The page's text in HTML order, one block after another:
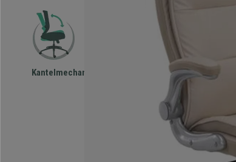
Kantelmechanisme